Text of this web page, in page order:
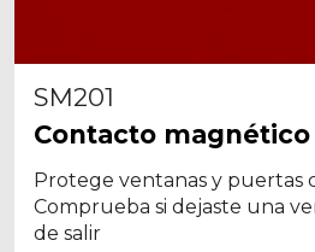
SM201
Contacto magnético
Protege ventanas y puertas
Comprueba si dejaste una
de salir